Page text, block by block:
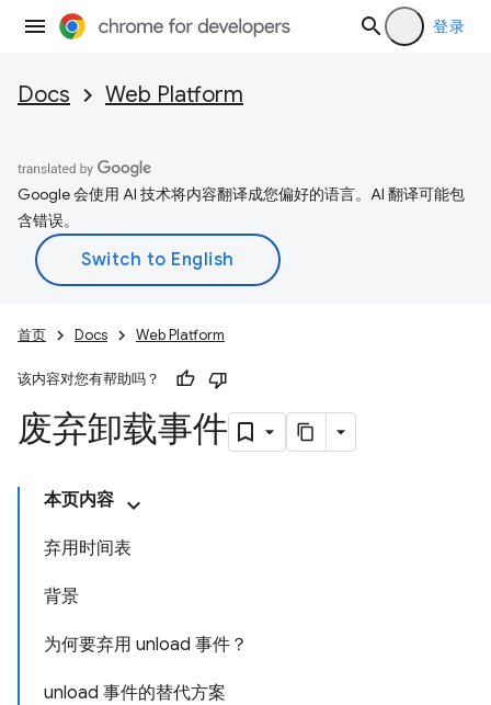
登录
Docs Web Platform
Google 会使用 AI 技术将内容翻译成您偏好的语言。AI 翻译可能包
含错误。
首页 Docs Web Platform
该内容对您有帮助吗？
废弃卸载事件
本页内容
弃用时间表
背景
为何要弃用 unload 事件？
unload 事件的替代方案